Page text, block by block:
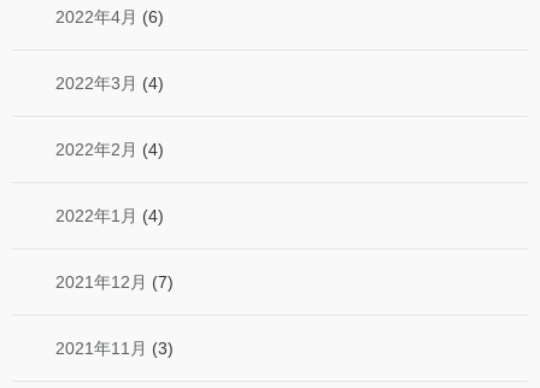
2022年4月 (6)
2022年3月 (4)
2022年2月 (4)
2022年1月 (4)
2021年12月 (7)
2021年11月 (3)